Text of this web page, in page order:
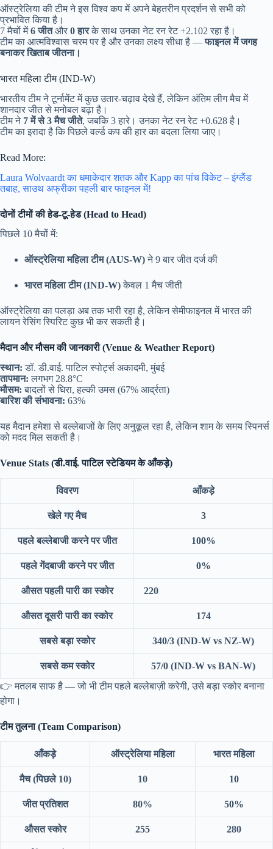
ऑस्ट्रेलिया की टीम ने इस विश्व कप में अपने बेहतरीन प्रदर्शन से सभी को
प्रभावित किया है।
7 मैचों में6 जीतऔर 0 हारके साथ उनका नेट रन रेट +2.102 रहा है।
टीम का आत्मविश्वास चरम पर है और उनका लक्ष्य सीधा है —फाइनल में जगह
बनाकर खिताब जीतना।
भारत महिला टीम (IND-W)
भारतीय टीम ने टूर्नामेंट में कुछ उतार-चढ़ाव देखे हैं, लेकिन अंतिम लीग मैच में
शानदार जीत से मनोबल बढ़ा है।
टीम ने 7 में से 3 मैच जीते, जबकि 3 हारे। उनका नेट रन रेट +0.628 है।
टीम का इरादा है कि पिछले वर्ल्ड कप की हार का बदला लिया जाए।
Read More:
Laura Wolvaardt का धमाकेदार शतक और Kapp का पांच विकेट – इंग्लैंड
तबाह, साउथ अफ्रीका पहली बार फाइनल में!
दोनों टीमों की हेड-टू-हेड (Head to Head)
पिछले 10 मैचों में:
ऑस्ट्रेलिया महिला टीम (AUS-W)ने 9 बार जीत दर्ज की
भारत महिला टीम (IND-W)केवल 1 मैच जीती
ऑस्ट्रेलिया का पलड़ा अब तक भारी रहा है, लेकिन सेमीफाइनल में भारत की
लायन रेसिंग स्पिरिट कुछ भी कर सकती है।
मैदान और मौसम की जानकारी (Venue & Weather Report)
स्थान: डॉ. डी.वाई. पाटिल स्पोर्ट्स अकादमी, मुंबई
तापमान: लगभग 28.8°C
मौसम: बादलों से घिरा, हल्की उमस (67% आर्द्रता)
बारिश की संभावना: 63%
यह मैदान हमेशा से बल्लेबाजों के लिए अनुकूल रहा है, लेकिन शाम के समय स्पिनर्स
को मदद मिल सकती है।
Venue Stats (डी.वाई. पाटिल स्टेडियम के आँकड़े)
विवरण आँकड़े
खेले गए मैच 3
पहले बल्लेबाजी करने पर जीत 100%
पहले गेंदबाजी करने पर जीत 0%
औसत पहली पारी का स्कोर 220
औसत दूसरी पारी का स्कोर 174
सबसे बड़ा स्कोर 340/3 (IND-W vs NZ-W)
सबसे कम स्कोर
57/0 (IND-W vs BAN-W)
👉 मतलब साफ है — जो भी टीम पहले बल्लेबाज़ी करेगी, उसे बड़ा स्कोर बनाना
होगा।
टीम तुलना (Team Comparison)
आँकड़े ऑस्ट्रेलिया महिला भारत महिला
मैच (पिछले 10) 10 10
जीत प्रतिशत 80% 50%
औसत स्कोर 255 280